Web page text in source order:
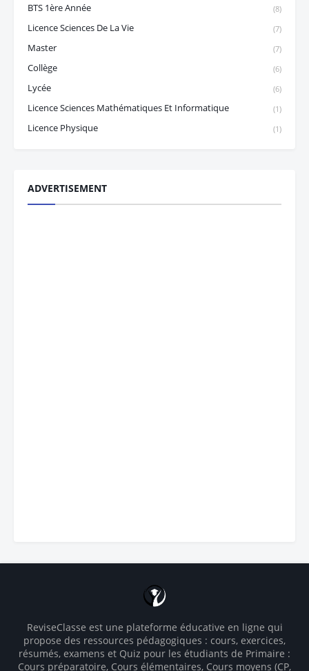
BTS 1ère Année (8)
Licence Sciences De La Vie (7)
Master (7)
Collège (6)
Lycée (6)
Licence Sciences Mathématiques Et Informatique (1)
Licence Physique (1)
ADVERTISEMENT
ReviseClasse est une plateforme éducative en ligne qui
propose des ressources pédagogiques : cours, exercices,
résumés, examens et Quiz pour les étudiants de Primaire :
Cours préparatoire, Cours élémentaires, Cours moyens (CP,